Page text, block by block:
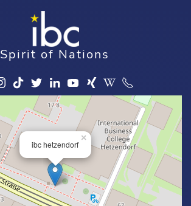
Spirit of Nations
ibc hetzendorf
×